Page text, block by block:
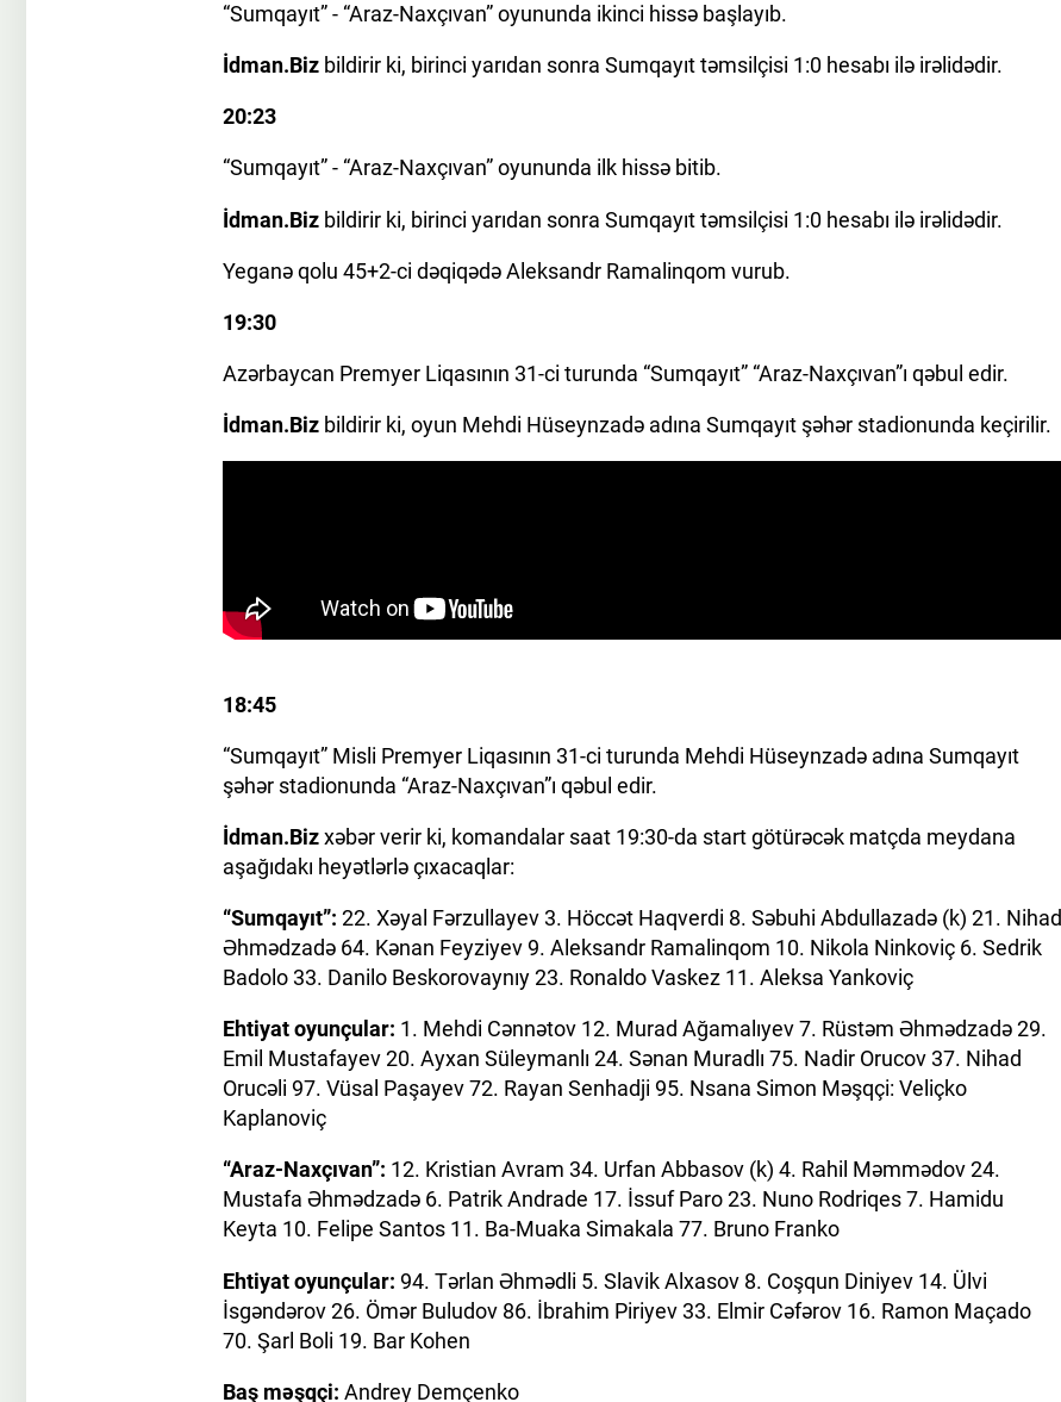
“Sumqayıt” - “Araz-Naxçıvan” oyununda ikinci hissə başlayıb.
İdman.Biz bildirir ki, birinci yarıdan sonra Sumqayıt təmsilçisi 1:0 hesabı ilə irəlidədir.
20:23
“Sumqayıt” - “Araz-Naxçıvan” oyununda ilk hissə bitib.
İdman.Biz bildirir ki, birinci yarıdan sonra Sumqayıt təmsilçisi 1:0 hesabı ilə irəlidədir.
Yeganə qolu 45+2-ci dəqiqədə Aleksandr Ramalinqom vurub.
19:30
Azərbaycan Premyer Liqasının 31-ci turunda “Sumqayıt” “Araz-Naxçıvan”ı qəbul edir.
İdman.Biz bildirir ki, oyun Mehdi Hüseynzadə adına Sumqayıt şəhər stadionunda keçirilir.
18:45
“Sumqayıt” Misli Premyer Liqasının 31-ci turunda Mehdi Hüseynzadə adına Sumqayıt
şəhər stadionunda “Araz-Naxçıvan”ı qəbul edir.
İdman.Bizxəbər verir ki, komandalar saat 19:30-da start götürəcək matçda meydana
aşağıdakı heyətlərlə çıxacaqlar:
“Sumqayıt”: 22. Xəyal Fərzullayev 3. Höccət Haqverdi 8. Səbuhi Abdullazadə (k) 21. Nihad
Əhmədzadə 64. Kənan Feyziyev 9. Aleksandr Ramalinqom 10. Nikola Ninkoviç 6. Sedrik
Badolo 33. Danilo Beskorovaynıy 23. Ronaldo Vaskez 11. Aleksa Yankoviç
Ehtiyat oyunçular: 1. Mehdi Cənnətov 12. Murad Ağamalıyev 7. Rüstəm Əhmədzadə 29.
Emil Mustafayev 20. Ayxan Süleymanlı 24. Sənan Muradlı 75. Nadir Orucov 37. Nihad
Orucəli 97. Vüsal Paşayev 72. Rayan Senhadji 95. Nsana Simon Məşqçi: Veliçko
Kaplanoviç
“Araz-Naxçıvan”: 12. Kristian Avram 34. Urfan Abbasov (k) 4. Rahil Məmmədov 24.
Mustafa Əhmədzadə 6. Patrik Andrade 17. İssuf Paro 23. Nuno Rodriqes 7. Hamidu
Keyta 10. Felipe Santos 11. Ba-Muaka Simakala 77. Bruno Franko
Ehtiyat oyunçular: 94. Tərlan Əhmədli 5. Slavik Alxasov 8. Coşqun Diniyev 14. Ülvi
İsgəndərov 26. Ömər Buludov 86. İbrahim Piriyev 33. Elmir Cəfərov 16. Ramon Maçado
70. Şarl Boli 19. Bar Kohen
Baş məşqçi: Andrey Demçenko